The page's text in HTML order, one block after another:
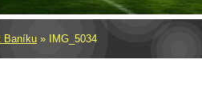
Baníku » IMG_5034